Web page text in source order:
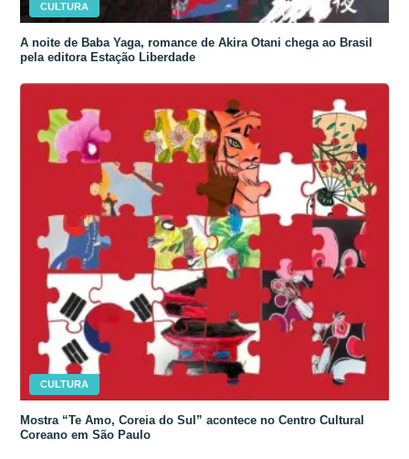
CULTURA
A noite de Baba Yaga, romance de Akira Otani chega ao Brasil
pela editora Estação Liberdade
CULTURA
Mostra “Te Amo, Coreia do Sul” acontece no Centro Cultural
Coreano em São Paulo